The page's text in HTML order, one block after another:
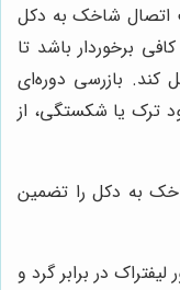
شاخک به دکل
برخوردار باشد تا
کند. بازرسی دوره‌ای
ترک یا شکستگی، از
به دکل را تضمین
لیفتراک در برابر گرد و